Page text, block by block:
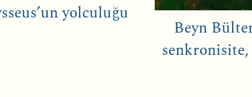
yolculuğu
Beyn
senkronisite,